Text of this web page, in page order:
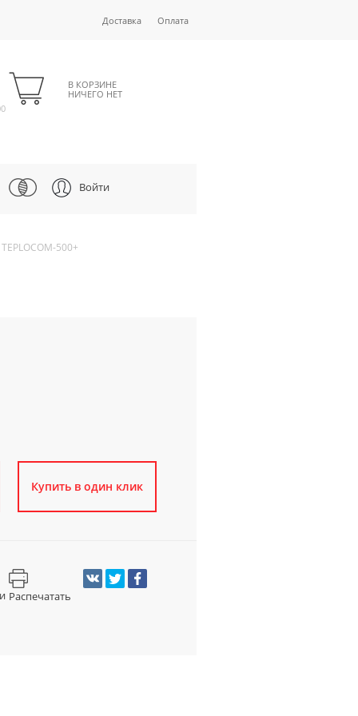
Доставка Оплата
В КОРЗИНЕ
НИЧЕГО НЕТ
Войти
500+
Купить в один клик
Распечатать